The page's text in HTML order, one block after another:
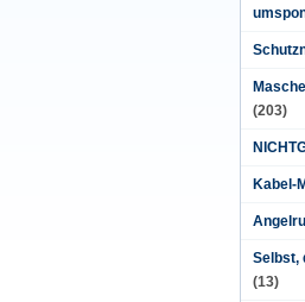
(203)
Kabel-
Selbst,
(13)